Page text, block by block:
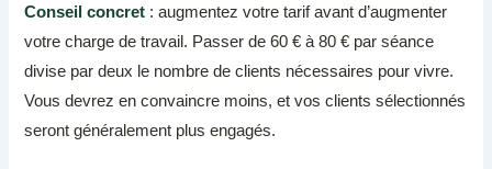
Conseil concret : augmentez votre tarif avant d’augmenter
votre charge de travail. Passer de 60 € à 80 € par séance
divise par deux le nombre de clients nécessaires pour vivre.
Vous devrez en convaincre moins, et vos clients sélectionnés
seront généralement plus engagés.